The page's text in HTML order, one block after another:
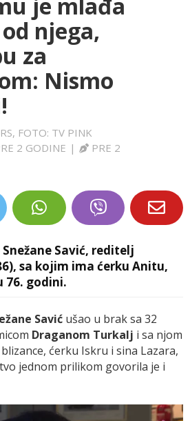
njega,
za
Nismo
FOTO: TV PINK
2 GODINE |
PRE 2
Savić, reditelj
sa kojim ima ćerku Anitu,
76. godini.
Savić ušao u brak sa 32
Draganom Turkalj i sa njom
ćerku Iskru i sina Lazara,
jednom prilikom govorila je i